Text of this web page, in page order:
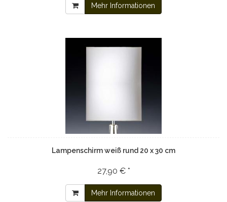
Mehr Informationen
Lampenschirm weiß rund 20 x 30 cm
27,90 € *
Mehr Informationen